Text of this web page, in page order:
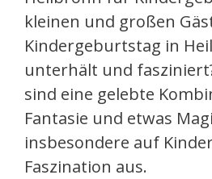
kleinen und großen
Kindergeburtstag in
unterhält und
sind eine gelebte
Fantasie und etwas
insbesondere auf
Faszination aus.